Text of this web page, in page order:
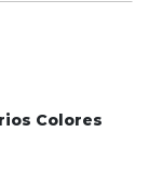
Colores